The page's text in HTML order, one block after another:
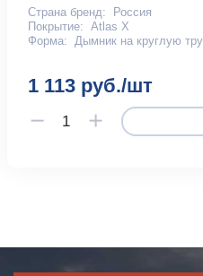
Страна бренд:
Россия
Покрытие: Atlas X
Форма:
Дымник на круглую
1 113 руб./шт